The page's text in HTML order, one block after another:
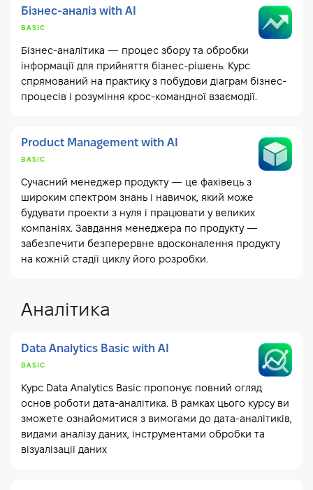
Бізнес-аналіз with AI
BASIC
Бізнес-аналітика — процес збору та обробки
інформації для прийняття бізнес-рішень. Курс
спрямований на практику з побудови діаграм бізнес-
процесів і розуміння крос-командної взаємодії.
Product Management with AI
BASIC
Сучасний менеджер продукту — це фахівець з
широким спектром знань і навичок, який може
будувати проекти з нуля і працювати у великих
компаніях. Завдання менеджера по продукту —
забезпечити безперервне вдосконалення продукту
на кожній стадії циклу його розробки.
Аналітика
Data Analytics Basic with AI
BASIC
Курс Data Analytics Basic пропонує повний огляд
основ роботи дата-аналітика. В рамках цього курсу ви
зможете ознайомитися з вимогами до дата-аналітиків,
видами аналізу даних, інструментами обробки та
візуалізації даних